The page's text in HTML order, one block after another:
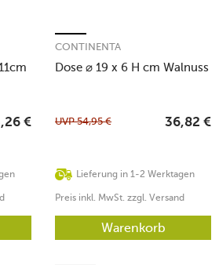
€
Dose ⌀ 19 x 6 H cm Walnuss
CONTINENTA
Lieferung in 1-2 Werktagen
UVP54,95 € 36,82 €
Preis inkl. MwSt. zzgl. Versand
Warenkorb